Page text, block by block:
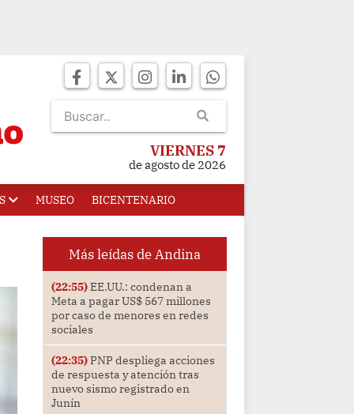
VIERNES 7
de agosto de 2026
MUSEO BICENTENARIO
Más leídas de Andina
(22:55)EE.UU.: condenan a
Meta a pagar US$ 567 millones
por caso de menores en redes
sociales
(22:35)PNP despliega acciones
de respuesta y atención tras
nuevo sismo registrado en
Junín